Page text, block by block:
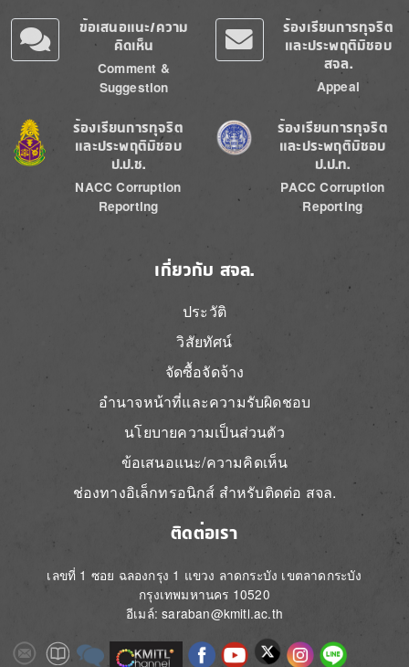
ข้อเสนอแนะ/ความ
คิดเห็น
Comment &
Suggestion
ร้องเรียนการทุจริต
และประพฤติมิชอบ
สจล.
Appeal
Image
ร้องเรียนการทุจริต
และประพฤติมิชอบ
ป.ป.ช.
NACC Corruption
Reporting
Image
ร้องเรียนการทุจริต
และประพฤติมิชอบ
ป.ป.ท.
PACC Corruption
Reporting
เกี่ยวกับ สจล.
ประวัติ
วิสัยทัศน์
จัดซื้อจัดจ้าง
อำนาจหน้าที่และความรับผิดชอบ
นโยบายความเป็นส่วนตัว
ข้อเสนอแนะ/ความคิดเห็น
ช่องทางอิเล็กทรอนิกส์ สำหรับติดต่อ สจล.
ติดต่อเรา
เลขที่ 1 ซอย ฉลองกรุง 1 แขวง ลาดกระบัง เขตลาดกระบัง
กรุงเทพมหานคร 10520
อีเมล์: saraban@kmitl.ac.th
ImageImageImage Image ImageImageImageImageImage